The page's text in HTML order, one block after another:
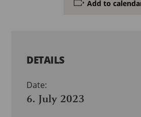
Add to
DETAILS
Date:
6. July 2023